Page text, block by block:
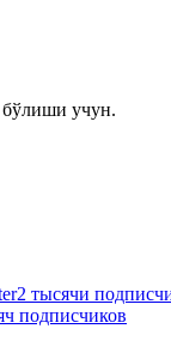
учун.
2 тысячи
подписчиков